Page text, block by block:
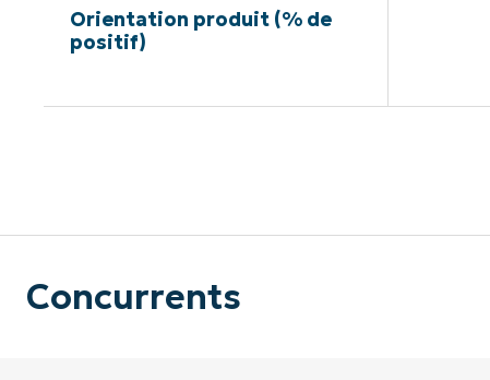
Orientation produit (% de
positif)
Concurrents